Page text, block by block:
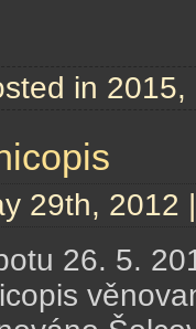
in 2015,
29th, 2012
26. 5.